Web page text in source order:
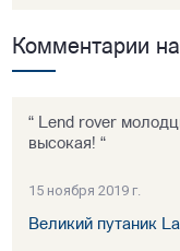
Комментарии
“ Lend rover
высокая! “
15 ноября 2019 г.
Великий путаник